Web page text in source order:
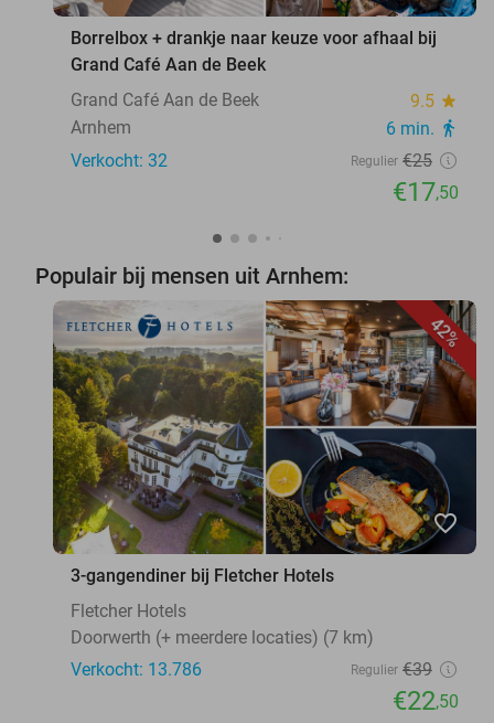
Borrelbox + drankje naar keuze voor afhaal bij
Grand Café Aan de Beek
Grand Café Aan de Beek
9.5 star
Arnhem 6 min. directions_walk
Verkocht: 32 Regulier €25
€17,50
Populair bij mensen uit Arnhem:
42%
favorite_border
3-gangendiner bij Fletcher Hotels
Fletcher Hotels
Doorwerth (+ meerdere locaties) (7 km)
Verkocht: 13.786
Regulier €39
€22,50